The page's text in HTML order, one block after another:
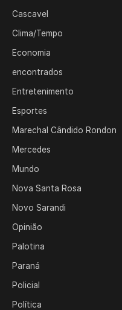
Cascavel
Clima/Tempo
Economia
encontrados
Entretenimento
Esportes
Marechal Cândido Rondon
Mercedes
Mundo
Nova Santa Rosa
Novo Sarandi
Opinião
Palotina
Paraná
Policial
Política